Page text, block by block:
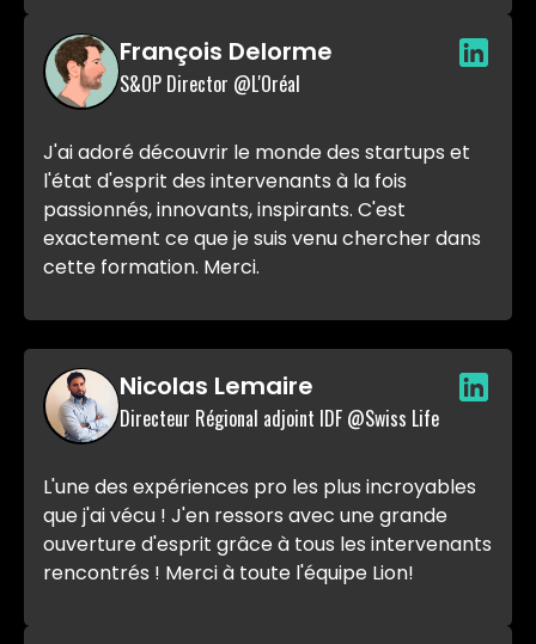
François Delorme
S&OP Director @L'Oréal
J'ai adoré découvrir le monde des startups et
l'état d'esprit des intervenants à la fois
passionnés, innovants, inspirants. C'est
exactement ce que je suis venu chercher dans
cette formation. Merci.
Nicolas Lemaire
Directeur Régional adjoint IDF @Swiss Life
L'une des expériences pro les plus incroyables
que j'ai vécu ! J'en ressors avec une grande
ouverture d'esprit grâce à tous les intervenants
rencontrés ! Merci à toute l'équipe Lion!